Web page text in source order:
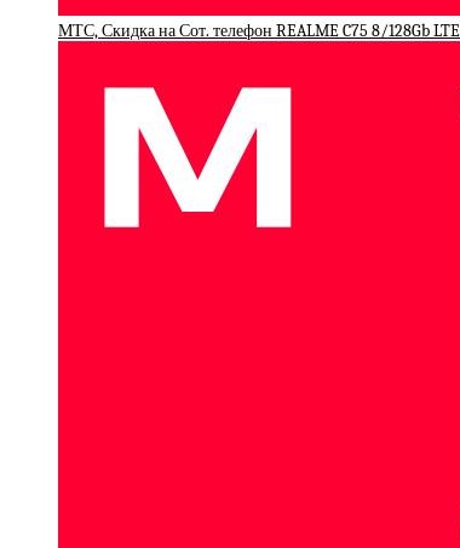
МТС, Скидка на Сот. телефон REALME C75 8/128Gb